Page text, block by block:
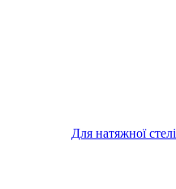
Для натяжної стелі